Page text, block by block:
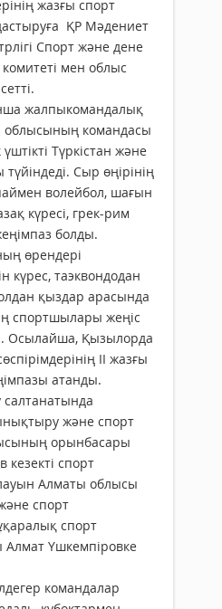
жазғы спорт
ҚР Мәдениет
Спорт және дене
мен облыс
жалпы­коман­далық
облысының командасы
Түркістан және
Сыр өңірінің
волейбол, шағын
күресі, грек-рим
болды.
өрендері
күрес, таэквондодан
қыздар арасында
спортшылары жеңіс
Осылайша, Қызылорда
II жазғы
атанды.
және спорт
орынбасары
спорт
Алматы облысы
спорт
спорт
Алмат Үшкемпіровке
командалар